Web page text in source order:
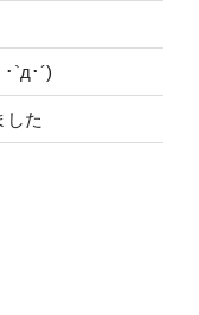
`д･´)
した